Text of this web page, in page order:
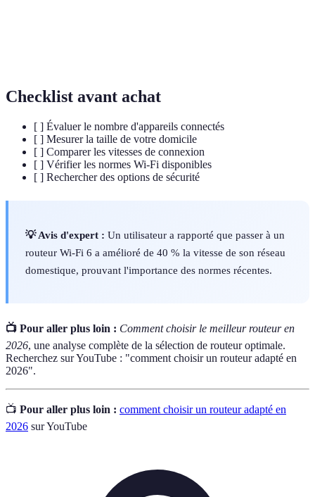
Checklist avant achat
[ ] Évaluer le nombre d'appareils connectés
[ ] Mesurer la taille de votre domicile
[ ] Comparer les vitesses de connexion
[ ] Vérifier les normes Wi-Fi disponibles
[ ] Rechercher des options de sécurité
💡 Avis d'expert : Un utilisateur a rapporté que passer à un
routeur Wi-Fi 6 a amélioré de 40 % la vitesse de son réseau
domestique, prouvant l'importance des normes récentes.
📺 Pour aller plus loin : Comment choisir le meilleur routeur en
2026, une analyse complète de la sélection de routeur optimale.
Recherchez sur YouTube : "comment choisir un routeur adapté en
2026".
📺 Pour aller plus loin : comment choisir un routeur adapté en
2026 sur YouTube